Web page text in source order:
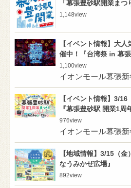
「幕張豊砂駅開業まつ
1,148view
【イベント情報】大
催中！『台湾祭 in 幕
1,100view
イオンモール幕張
【イベント情報】3/16
『幕張豊砂駅 開業1周
976view
イオンモール幕張
【地域情報】3/15（
なうみかぜ広場』
892view